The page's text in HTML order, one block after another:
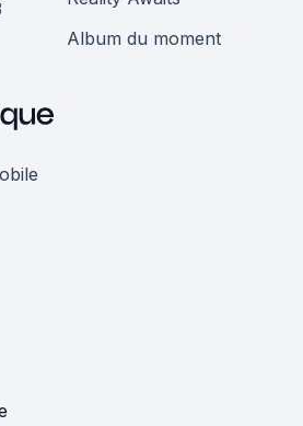
Album du moment